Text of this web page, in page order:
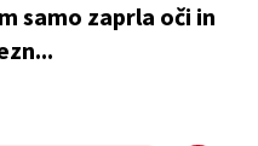
samo zaprla oči in